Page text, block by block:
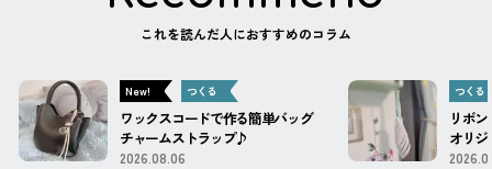
これを読んだ人におすすめのコラム
New! つくる
ワックスコードで作る簡単バッグ
チャームストラップ♪
2026.08.06
つくる
リボ
オリ